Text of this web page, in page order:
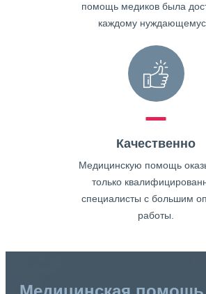
помощь медиков была
каждому
Качественно
Медицинскую помощь
только
специалисты с большим
работы.